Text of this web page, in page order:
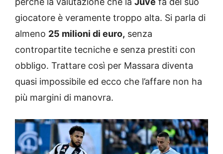
giocatore è veramente troppo alta. Si parla di
almeno 25 milioni di euro, senza
contropartite tecniche e senza prestiti con
obbligo. Trattare così per Massara diventa
quasi impossibile ed ecco che l’affare non ha
più margini di manovra.